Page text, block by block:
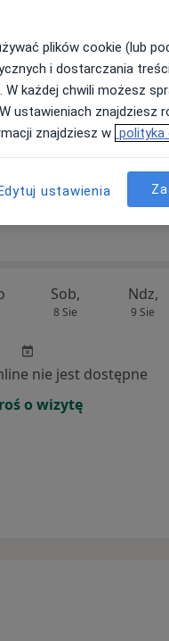
nie jest dostępne
o wizytę
Sob,
8 Sie
Ndz,
9 Sie
nie jest dostępne
o wizytę
plików cookie (lub
i dostarczania
każdej chwili możesz
ustawieniach znajdziesz
znajdziesz w polityka
ustawienia